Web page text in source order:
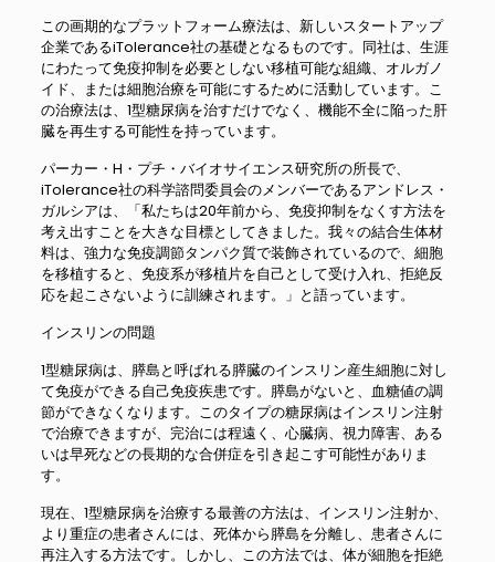
この画期的なプラットフォーム療法は、新しいスタートアップ
企業であるiTolerance社の基礎となるものです。同社は、生涯
にわたって免疫抑制を必要としない移植可能な組織、オルガノ
イド、または細胞治療を可能にするために活動しています。こ
の治療法は、1型糖尿病を治すだけでなく、機能不全に陥った肝
臓を再生する可能性を持っています。
パーカー・H・プチ・バイオサイエンス研究所の所長で、
iTolerance社の科学諮問委員会のメンバーであるアンドレス・
ガルシアは、「私たちは20年前から、免疫抑制をなくす方法を
考え出すことを大きな目標としてきました。我々の結合生体材
料は、強力な免疫調節タンパク質で装飾されているので、細胞
を移植すると、免疫系が移植片を自己として受け入れ、拒絶反
応を起こさないように訓練されます。」と語っています。
インスリンの問題
1型糖尿病は、膵島と呼ばれる膵臓のインスリン産生細胞に対し
て免疫ができる自己免疫疾患です。膵島がないと、血糖値の調
節ができなくなります。このタイプの糖尿病はインスリン注射
で治療できますが、完治には程遠く、心臓病、視力障害、ある
いは早死などの長期的な合併症を引き起こす可能性がありま
す。
現在、1型糖尿病を治療する最善の方法は、インスリン注射か、
より重症の患者さんには、死体から膵島を分離し、患者さんに
再注入する方法です。しかし、この方法では、体が細胞を拒絶